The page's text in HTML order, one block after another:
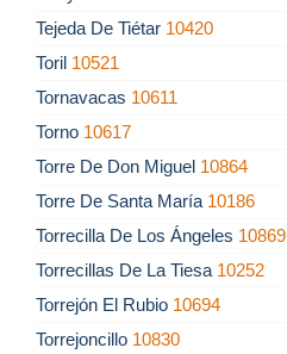
Tejeda De Tiétar 10420
Toril 10521
Tornavacas 10611
Torno 10617
Torre De Don Miguel 10864
Torre De Santa María 10186
Torrecilla De Los Ángeles 10869
Torrecillas De La Tiesa 10252
Torrejón El Rubio 10694
Torrejoncillo 10830